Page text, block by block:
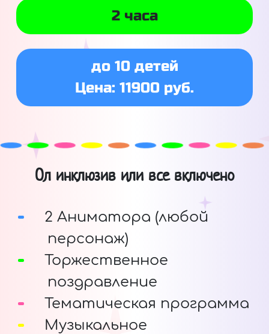
2 часа
до 10 детей
Цена: 11900 руб.
Ол инклюзив или все включено
2 Аниматора (любой
персонаж)
Торжественное
поздравление
Тематическая программа
Музыкальное